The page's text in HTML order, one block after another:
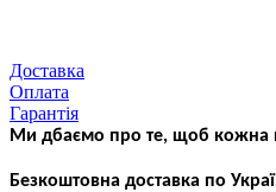
Доставка
Оплата
Гарантія
Ми дбаємо про те, щоб кожна
Безкоштовна доставка по